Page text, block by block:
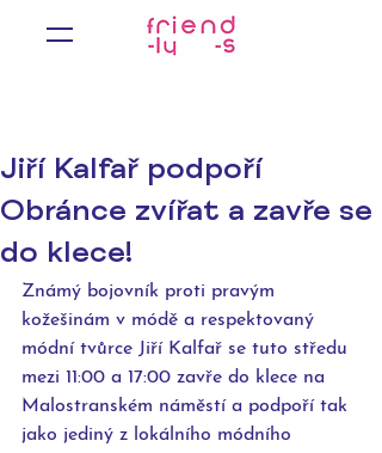
Jiří Kalfař podpoří
Obránce zvířat a zavře se
do klece!
Známý bojovník proti pravým
kožešinám v módě a respektovaný
módní tvůrce Jiří Kalfař se tuto středu
mezi 11:00 a 17:00 zavře do klece na
Malostranském náměstí a podpoří tak
jako jediný z lokálního módního